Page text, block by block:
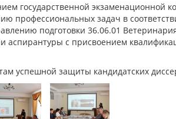
государственной экзаменационной
профессиональных задач в
подготовки 36.06.01
с присвоением
успешной защиты кандидатских